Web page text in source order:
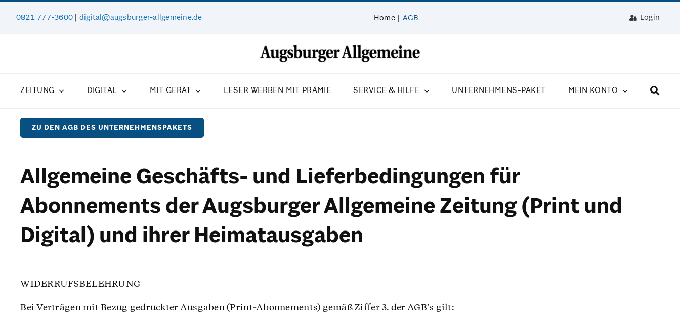
Inhalt0821 777-3600 digital@augsburger-allgemeine.de Home AGB Login
ZEITUNG DIGITAL MIT GERÄT LESER WERBEN MIT PRÄMIE SERVICE & HILFE UNTERNEHMENS-PAKET MEIN KONTO
ZU DEN AGB DES UNTERNEHMENSPAKETS
Allgemeine Geschäfts- und Lieferbedingungen für
Abonnements der Augsburger Allgemeine Zeitung (Print und
Digital) und ihrer Heimatausgaben
WIDERRUFSBELEHRUNG
Bei Verträgen mit Bezug gedruckter Ausgaben (Print-Abonnements) gemäß Ziffer 3. der AGB’s gilt: